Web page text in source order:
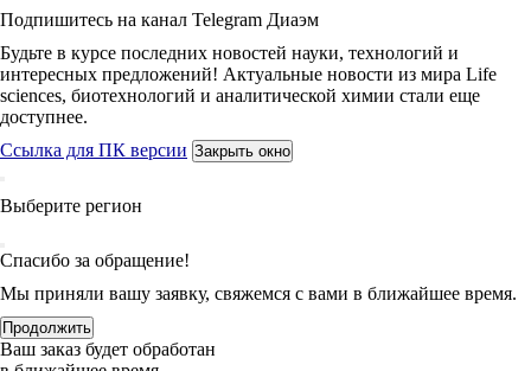
Подпишитесь на канал Telegram Диаэм
Будьте в курсе последних новостей науки, технологий и
интересных предложений! Актуальные новости из мира Life
sciences, биотехнологий и аналитической химии стали еще
доступнее.
Ссылка для ПК версии Закрыть окно
Выберите регион
Спасибо за обращение!
Мы приняли вашу заявку, свяжемся с вами в ближайшее время.
Продолжить
Ваш заказ будет обработан